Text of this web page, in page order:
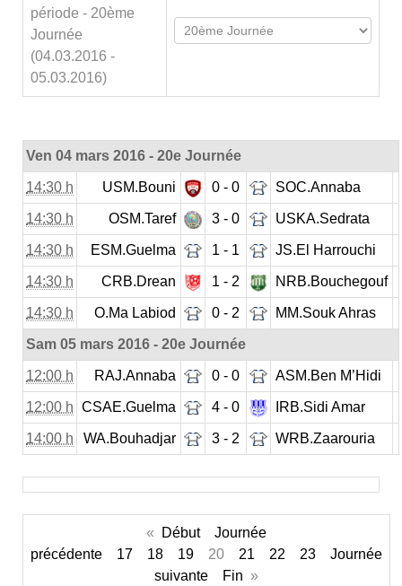
période - 20ème
Journée
(04.03.2016 -
05.03.2016)
Ven 04 mars 2016 - 20e Journée
14:30 h USM.Bouni 0 - 0 SOC.Annaba
14:30 h OSM.Taref 3 - 0 USKA.Sedrata
14:30 h ESM.Guelma 1 - 1 JS.El Harrouchi
14:30 h CRB.Drean 1 - 2 NRB.Bouchegouf
14:30 h O.Ma Labiod 0 - 2 MM.Souk Ahras
Sam 05 mars 2016 - 20e Journée
12:00 h RAJ.Annaba 0 - 0 ASM.Ben M’Hidi
12:00 h CSAE.Guelma 4 - 0 IRB.Sidi Amar
14:00 h WA.Bouhadjar 3 - 2 WRB.Zaarouria
« Début
Journée
précédente
17 18 19 20 21 22 23
Journée
suivante
Fin »